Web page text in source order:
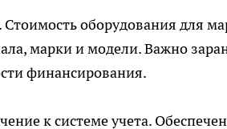
оборудования для
марки и модели. Важно
финансирования.
к системе учета.